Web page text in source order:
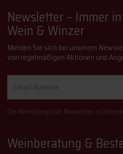
Newsletter – Immer
Wein & Winzer
Melden Sie sich bei unserem
von regelmäßigen Aktionen und
Adresse
Die Abmeldung vom Newsletter ist
Weinberatung &